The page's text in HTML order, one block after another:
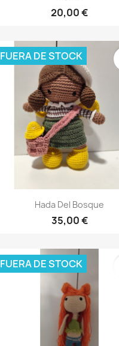
20,00 €
Vista rápida
Hada Del Bosque
35,00 €
FUERA DE STOCK
FUERA DE STOCK